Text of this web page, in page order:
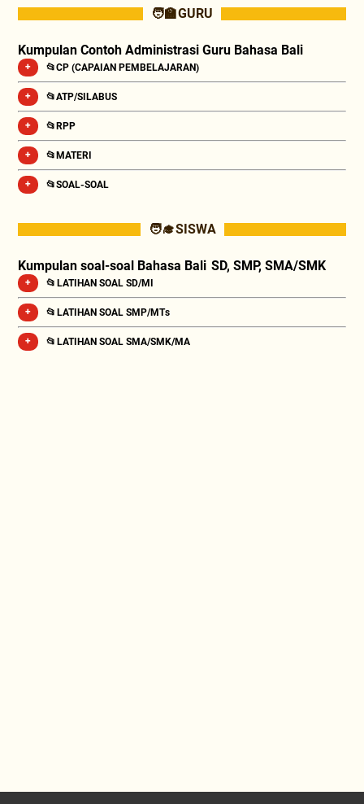
🧑‍🏫 GURU
Kumpulan Contoh Administrasi Guru Bahasa Bali
📂CP (CAPAIAN PEMBELAJARAN)
📂ATP/SILABUS
📂RPP
📂MATERI
📂SOAL-SOAL
🧑‍🎓 SISWA
Kumpulan soal-soal Bahasa Bali SD, SMP, SMA/SMK
📂 LATIHAN SOAL SD/MI
📂 LATIHAN SOAL SMP/MTs
📂 LATIHAN SOAL SMA/SMK/MA